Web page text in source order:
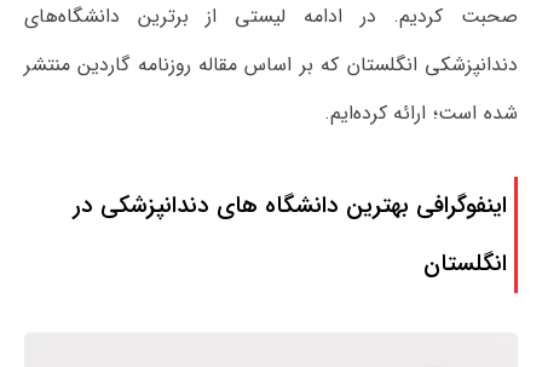
صحبت کردیم. در ادامه لیستی از برترین دانشگاه‌های
دندانپزشکی انگلستان که بر اساس مقاله روزنامه گاردین منتشر
شده است؛ ارائه کرده‌ایم.
اینفوگرافی بهترین دانشگاه های دندانپزشکی در
انگلستان